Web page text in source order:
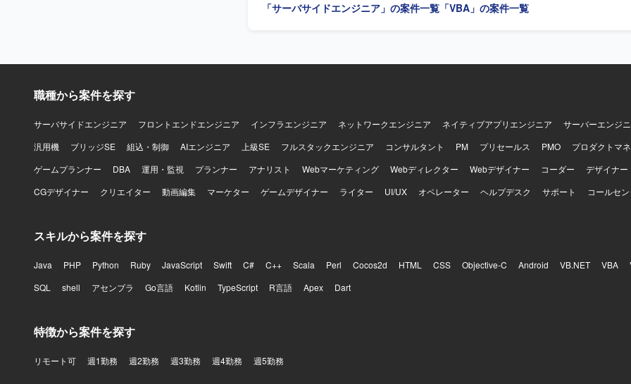
「サーバサイドエンジニア」の案件一覧 「VBA」の案件一覧
職種から案件を探す
サーバサイドエンジニア フロントエンドエンジニア インフラエンジニア ネットワークエンジニア ネイティブアプリエンジニア
サーバーエンジ
汎用機
ブリッジSE 組込・制御 AIエンジニア 上級SE フルスタックエンジニア コンサルタント PM プリセールス PMO
プロダクトマ
ゲームプランナー
DBA 運用・監視 プランナー アナリスト Webマーケティング Webディレクター Webデザイナー コーダー
デザイナー
CGデザイナー
クリエイター 動画編集 マーケター ゲームデザイナー ライター UI/UX オペレーター ヘルプデスク サポート コールセ
スキルから案件を探す
Java PHP Python Ruby JavaScript Swift C# C++ Scala Perl Cocos2d HTML CSS Objective-C Android VB.NET VBA
SQL
shell アセンブラ Go言語 Kotlin TypeScript R言語 Apex Dart
特徴から案件を探す
リモート可 週1勤務 週2勤務 週3勤務 週4勤務 週5勤務